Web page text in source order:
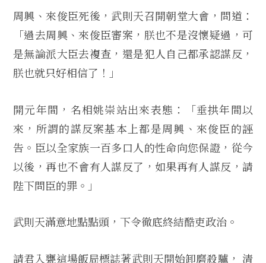
周興、來俊臣死後，武則天召開朝堂大會，問道：
「過去周興、來俊臣審案，朕也不是沒懷疑過，可
是無論派大臣去複查，還是犯人自己都承認謀反，
朕也就只好相信了！」
開元年間，名相姚崇站出來表態：「垂拱年間以
來，所謂的謀反案基本上都是周興、來俊臣的誣
告。臣以全家族一百多口人的性命向您保證，從今
以後，再也不會有人謀反了，如果再有人謀反，請
陛下問臣的罪。」
武則天滿意地點點頭，下令徹底終結酷吏政治。
請君入甕這場飯局標誌著武則天開始卸磨殺驢， 清